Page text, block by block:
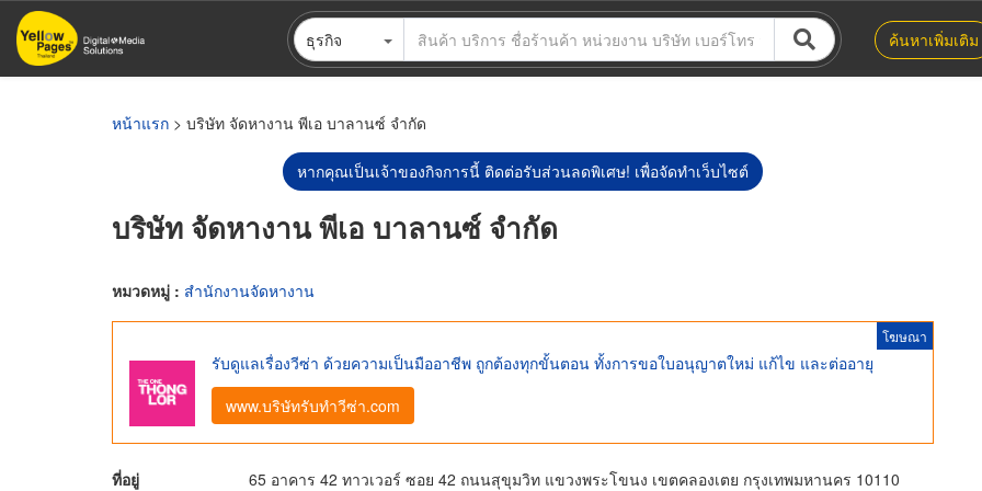
ข้าม
ไป
ธุรกิจ ค้นหาเพิ่มเติม
หน้าแรก > บริษัท จัดหางาน พีเอ บาลานซ์ จำกัด
หากคุณเป็นเจ้าของกิจการนี้ ติดต่อรับส่วนลดพิเศษ! เพื่อจัดทำเว็บไซต์
บริษัท จัดหางาน พีเอ บาลานซ์ จำกัด
หมวดหมู่ : สำนักงานจัดหางาน
โฆษณา
รับดูแลเรื่องวีซ่า ด้วยความเป็นมืออาชีพ ถูกต้องทุกขั้นตอน ทั้งการขอใบอนุญาตใหม่ แก้ไข และต่ออายุ
www.บริษัทรับทำวีซ่า.com
ที่อยู่ 65 อาคาร 42 ทาวเวอร์ ซอย 42 ถนนสุขุมวิท แขวงพระโขนง เขตคลองเตย กรุงเทพมหานคร 10110